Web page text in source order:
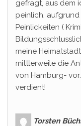
gefragt, aus dem
peinlich,
Peinlickeiten (
meine
mittlerweile die
von Hamburg-
verdient!
Torsten